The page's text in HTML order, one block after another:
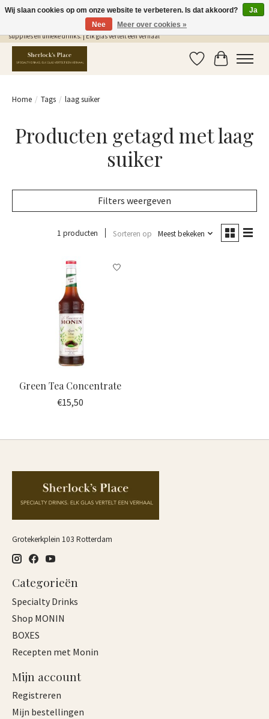
Gratis Verzending in NL vanaf €75,- | Sherlocks Place: dé plek voor MONIN siropen, bar
supplies en unieke drinks. | Elk glas vertelt een verhaal
Verlanglijst
Home / Tags / laag suiker
Producten getagd met laag
suiker
Filters weergeven
1 producten Sorteren op Meest bekeken
Green Tea Concentrate
€15,50
Grotekerkplein 103 Rotterdam
Categorieën
Specialty Drinks
Shop MONIN
BOXES
Recepten met Monin
Mijn account
Registreren
Mijn bestellingen
Wij slaan cookies op om onze website te verbeteren. Is dat akkoord?
Ja
Nee
Meer over cookies »